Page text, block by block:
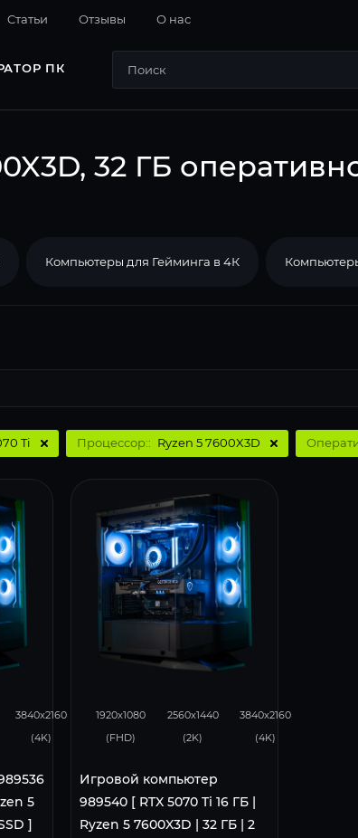
Cтатьи Отзывы О нас
ПК
32 ГБ
Компьютеры для Гейминга в 4К
Ti Процессор:: Ryzen 5 7600X3D
3840x2160
(4K)
5
]
1920x1080
(FHD)
2560x1440
(2K)
3840x2160
(4K)
Игровой компьютер
989540 [ RTX 5070 Ti 16 ГБ |
Ryzen 5 7600X3D | 32 ГБ | 2